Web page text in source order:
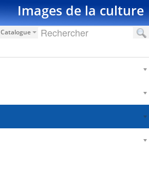
Images de la culture
Catalogue